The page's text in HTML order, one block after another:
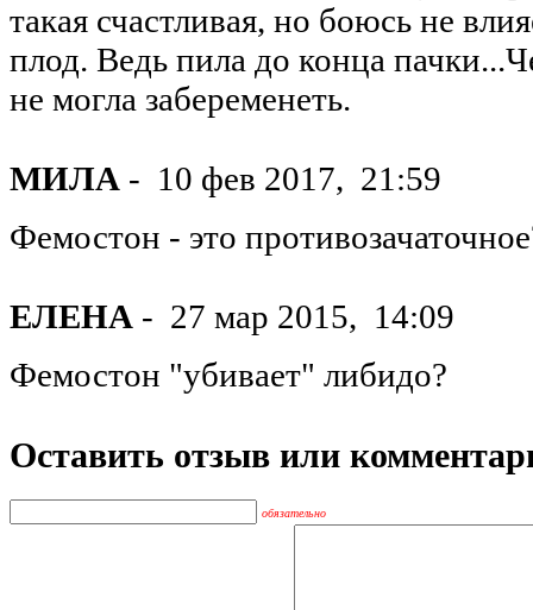
такая счастливая, но боюсь не
плод. Ведь пила до конца
не могла забеременеть.
МИЛА - 10 фев 2017, 21:59
Фемостон - это
ЕЛЕНА - 27 мар 2015, 14:09
Фемостон "убивает" либидо?
Оставить отзыв или
обязательно